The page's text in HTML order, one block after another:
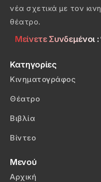
νέα σχετικά με τον
θέατρο.
Μείνετε Συνδεμένοι :
Κατηγορίες
Κινηματογράφος
Θέατρο
Βιβλία
Βίντεο
Μενού
Αρχική